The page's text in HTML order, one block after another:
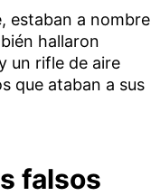
estaban a nombre
hallaron
un rifle de aire
que ataban a sus
falsos